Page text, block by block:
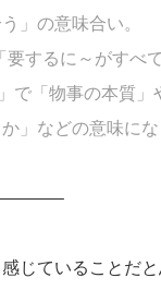
」の意味合い。
要するに～がすべ
で「物事の本質」
」などの意味にな
じていることだと